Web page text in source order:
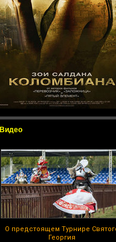
Видео
О предстоящем Турнире
Георгия